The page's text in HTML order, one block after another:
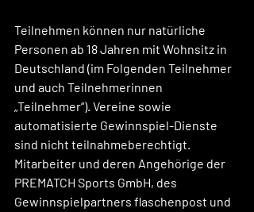
Teilnehmen können nur natürliche
Personen ab 18 Jahren mit Wohnsitz in
Deutschland (im Folgenden Teilnehmer
und auch Teilnehmerinnen
„Teilnehmer“). Vereine sowie
automatisierte Gewinnspiel-Dienste
sind nicht teilnahmeberechtigt.
Mitarbeiter und deren Angehörige der
PREMATCH Sports GmbH, des
Gewinnspielpartners flaschenpost und